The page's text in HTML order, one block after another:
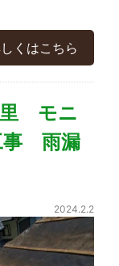
くはこちら
里 モニ
事 雨漏
2024.2.2